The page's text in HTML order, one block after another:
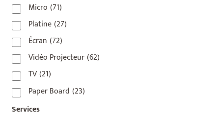
75008 (17)
75009(5)
75010 (9)
75011 (17)
75012(8)
75013(2)
75014
Micro (71)
Platine(27)
Écran (72)
Vidéo Projecteur(62)
TV(21)
Paper Board (23)
Services